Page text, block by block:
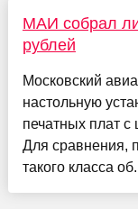
МАИ собрал
рублей
Московский
настольную
печатных плат с
Для сравнения,
такого класса